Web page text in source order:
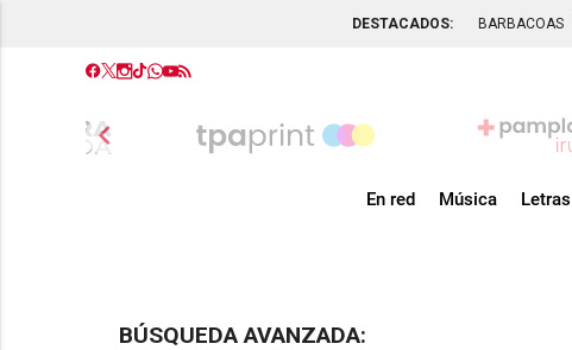
DESTACADOS: BARBACOAS
chevron_left
En red Música Letras
BÚSQUEDA AVANZADA: